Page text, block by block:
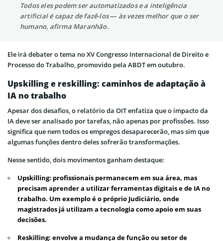
Todos eles podem ser automatizados e a inteligência
artificial é capaz de fazê-los — às vezes melhor que o ser
humano, afirma Maranhão.
Ele irá debater o tema no XV Congresso Internacional de Direito e
Processo do Trabalho, promovido pela ABDT em outubro.
Upskilling e reskilling: caminhos de adaptação à
IA no trabalho
Apesar dos desafios, o relatório da OIT enfatiza que o impacto da
IA deve ser analisado por tarefas, não apenas por profissões. Isso
significa que nem todos os empregos desaparecerão, mas sim que
algumas funções dentro deles sofrerão transformações.
Nesse sentido, dois movimentos ganham destaque:
Upskilling: profissionais permanecem em sua área, mas
precisam aprender a utilizar ferramentas digitais e de IA no
trabalho. Um exemplo é o próprio Judiciário, onde
magistrados já utilizam a tecnologia como apoio em suas
decisões.
Reskilling: envolve a mudança de função ou setor de